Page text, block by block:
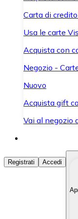
Carta di
Usa le carte
Acquista con
Negozio -
Nuovo
Acquista gift
Vai al negozio
Acquista
Acquista le
Converti le
Registrati Accedi